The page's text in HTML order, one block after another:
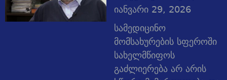
იანვარი 29, 2026
სამედიცინო
მომსახურების სფეროში
სახელმწიფოს
გაძლიერება არ არის